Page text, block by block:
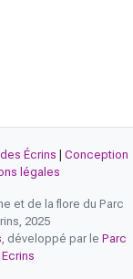
Écrins
Conception
légales
et de la flore du Parc
2025
, développé par le Parc